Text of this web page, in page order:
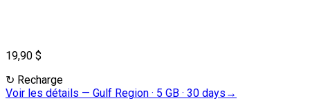
19,90 $
↻ Recharge
Voir les détails — Gulf Region · 5 GB · 30 days →